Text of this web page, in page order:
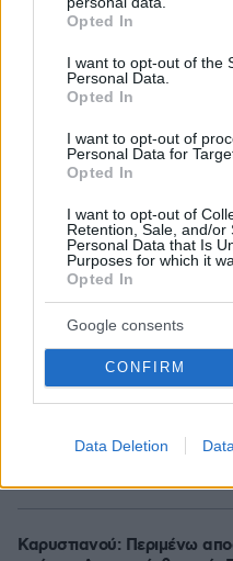
grant or deny consent to
use your data for below
consent section.
Opted In
I want to opt-out of the
Personal Data.
Opted In
I want to opt-out of
Personal Data for
Opted In
I want to opt-out of
Retention, Sale, and/or
Personal Data that Is
Purposes for which it
Opted In
Google consents
CONFIRM
Data Deletion
πυροσβέστες και εναέρια,
μονάδες
10.08.2026, 12:00
Όλα καλά για το...
Σαρακήνικο: Χειριστής και
έστειλαν δικηγόρο και
με ένα πρόστιμο
10.08.2026, 11:46
Τζόλης, Καρέτσας,
η Ευρώπη έδωσε €90 εκατ.
ταλέντα από την Ελλάδα
Καρυστιανού: Περιμένω